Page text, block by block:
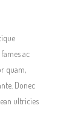
ac
quam,
Donec
ultricies